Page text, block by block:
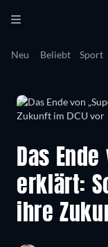
Neu Beliebt Sport
Das
erklärt:
ihre